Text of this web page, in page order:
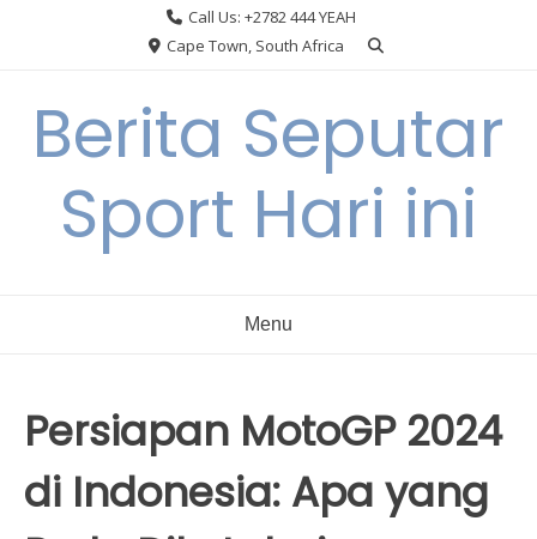
Call Us: +2782 444 YEAH
Cape Town, South Africa
Berita Seputar
Sport Hari ini
Menu
Persiapan MotoGP 2024
di Indonesia: Apa yang